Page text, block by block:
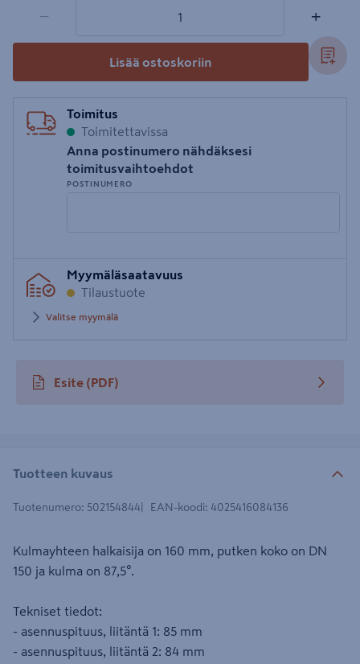
− +
Lisää ostoskoriin
Toimitus
Toimitettavissa
Anna postinumero nähdäksesi
toimitusvaihtoehdot
POSTINUMERO
postinumero
Myymäläsaatavuus
Tilaustuote
Valitse myymälä
Esite (PDF)
avautuu uuteen välilehteen
Tuotteen kuvaus
Tuotenumero: 502154844 EAN-koodi: 4025416084136
Kulmayhteen halkaisija on 160 mm, putken koko on DN
150 ja kulma on 87,5°.
Tekniset tiedot:
- asennuspituus, liitäntä 1: 85 mm
- asennuspituus, liitäntä 2: 84 mm